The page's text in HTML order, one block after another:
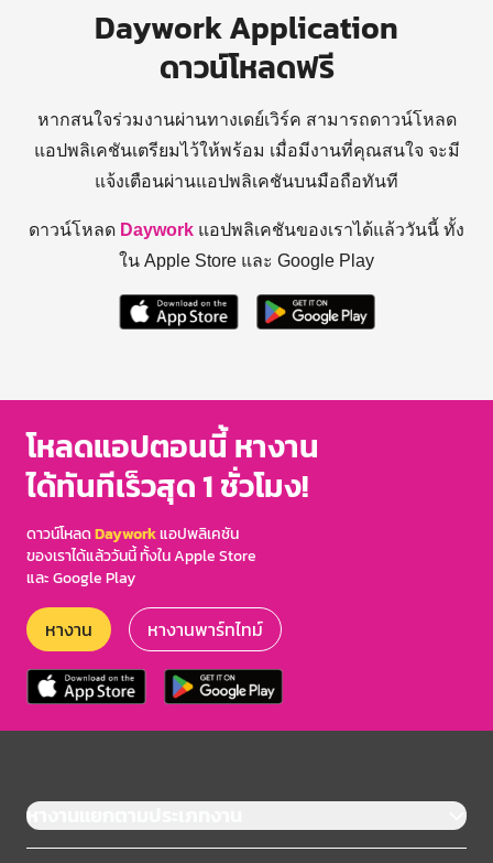
Daywork Application
ดาวน์โหลดฟรี
หากสนใจร่วมงานผ่านทางเดย์เวิร์ค สามารถดาวน์โหลด
แอปพลิเคชันเตรียมไว้ให้พร้อม เมื่อมีงานที่คุณสนใจ จะมี
แจ้งเตือนผ่านแอปพลิเคชันบนมือถือทันที
ดาวน์โหลด Daywork แอปพลิเคชันของเราได้แล้ววันนี้ ทั้ง
ใน Apple Store และ Google Play
โหลดแอปตอนนี้ หางาน
ได้ทันทีเร็วสุด 1 ชั่วโมง!
ดาวน์โหลดDayworkแอปพลิเคชัน
ของเราได้แล้ววันนี้ ทั้งใน Apple Store
และ Google Play
หางาน หางานพาร์ทไทม์
หางานแยกตามประเภทงาน